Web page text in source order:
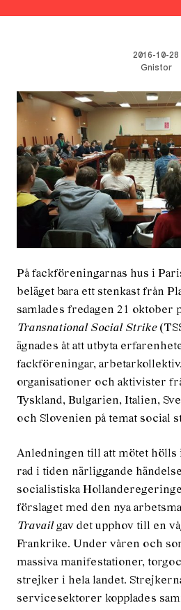
2016-10-28
Gnistor
På fackföreningarnas hus i
beläget bara ett stenkast från
samlades fredagen 21 oktober
Transnational Social Strike
ägnades åt att utbyta
fackföreningar,
organisationer och aktivister
Tyskland, Bulgarien, Italien,
och Slovenien på temat social
Anledningen till att mötet hölls
rad i tiden närliggande
socialistiska
förslaget med den nya
Travail gav det upphov till en
Frankrike. Under våren och
massiva manifestationer,
strejker i hela landet.
servicesektorer kopplades